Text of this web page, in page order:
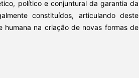
político e conjuntural da garantia da
constituídos, articulando deste
humana na criação de novas formas de